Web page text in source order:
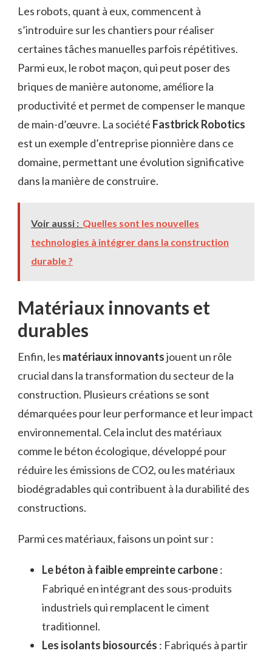
Les robots, quant à eux, commencent à
s’introduire sur les chantiers pour réaliser
certaines tâches manuelles parfois répétitives.
Parmi eux, le robot maçon, qui peut poser des
briques de manière autonome, améliore la
productivité et permet de compenser le manque
de main-d’œuvre. La société Fastbrick Robotics
est un exemple d’entreprise pionnière dans ce
domaine, permettant une évolution significative
dans la manière de construire.
Voir aussi : Quelles sont les nouvelles
technologies à intégrer dans la construction
durable ?
Matériaux innovants et
durables
Enfin, les matériaux innovantsjouent un rôle
crucial dans la transformation du secteur de la
construction. Plusieurs créations se sont
démarquées pour leur performance et leur impact
environnemental. Cela inclut des matériaux
comme le béton écologique, développé pour
réduire les émissions de CO2, ou les matériaux
biodégradables qui contribuent à la durabilité des
constructions.
Parmi ces matériaux, faisons un point sur :
Le béton à faible empreinte carbone:
Fabriqué en intégrant des sous-produits
industriels qui remplacent le ciment
traditionnel.
Les isolants biosourcés : Fabriqués à partir